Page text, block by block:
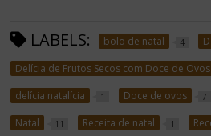
LABELS: bolo de natal 4
Delícia de Frutos Secos com Doce de Ovos
delícia natalícia 1 Doce de ovos 7
Natal 11 Receita de natal 1